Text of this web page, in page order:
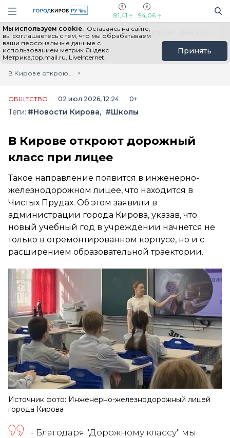
Навигация сайта
81,41 94,06
Мы используем cookie. Оставаясь на сайте,
вы соглашаетесь с тем, что мы обрабатываем
ваши персональные данные с
использованием метрик Яндекс
Метрика,top.mail.ru, LiveInternet.
Принять
Выборы - 2026 Все новости Мы в Telegram
Главная
Лента новостей
В Кирове откроют дорожный класс при лицее
ОБЩЕСТВО 02 июл 2026, 12:24 0+
Теги: #Новости Кирова #Школы
В Кирове откроют дорожный
класс при лицее
Такое направление появится в инженерно-
железнодорожном лицее, что находится в
Чистых Прудах. Об этом заявили в
администрации города Кирова, указав, что
новый учебный год в учреждении начнется не
только в отремонтированном корпусе, но и с
расширением образовательной траектории.
Источник фото: Инженерно-железнодорожный лицей
города Кирова
- Благодаря "Дорожному классу" мы